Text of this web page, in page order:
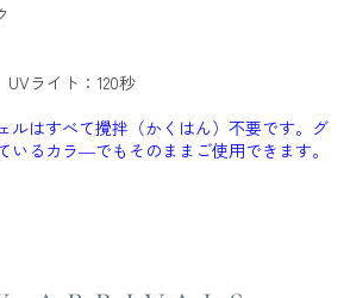
ライト：120秒
ルはすべて攪拌（かくはん）不要です。グ
いるカラ―でもそのままご使用できます。